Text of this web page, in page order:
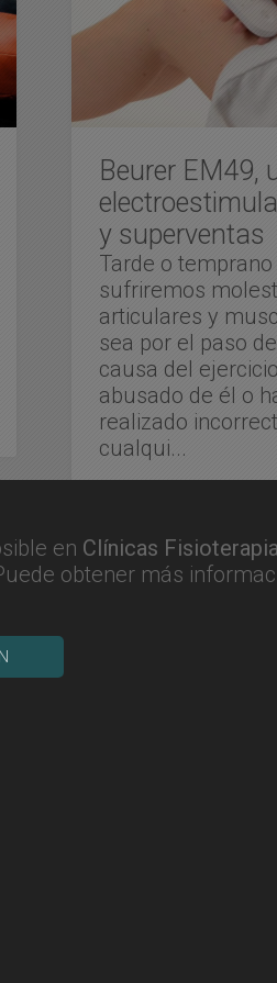
en Clínicas Fisioterapia
obtener más
Beurer EM49,
y superventas
Tarde o
sufriremos
articulares y
sea por el paso
causa del
abusado de él o
realizado
cualqui...